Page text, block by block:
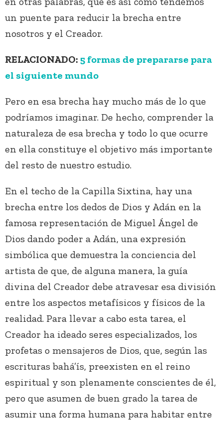
un puente para reducir la brecha entre
nosotros y el Creador.
RELACIONADO: 5 formas de prepararse para
el siguiente mundo
Pero en esa brecha hay mucho más de lo que
podríamos imaginar. De hecho, comprender la
naturaleza de esa brecha y todo lo que ocurre
en ella constituye el objetivo más importante
del resto de nuestro estudio.
En el techo de la Capilla Sixtina, hay una
brecha entre los dedos de Dios y Adán en la
famosa representación de Miguel Ángel de
Dios dando poder a Adán, una expresión
simbólica que demuestra la conciencia del
artista de que, de alguna manera, la guía
divina del Creador debe atravesar esa división
entre los aspectos metafísicos y físicos de la
realidad. Para llevar a cabo esta tarea, el
Creador ha ideado seres especializados, los
profetas o mensajeros de Dios, que, según las
escrituras bahá’ís, preexisten en el reino
espiritual y son plenamente conscientes de él,
pero que asumen de buen grado la tarea de
asumir una forma humana para habitar entre